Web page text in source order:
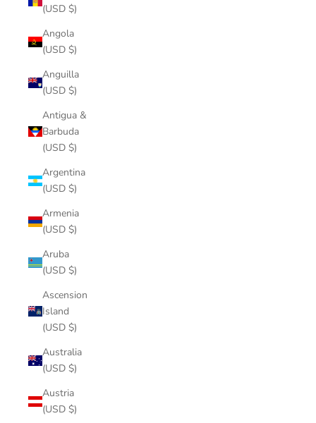
(USD $)
Angola
(USD $)
Anguilla
(USD $)
Antigua &
Barbuda
(USD $)
Argentina
(USD $)
Armenia
(USD $)
Aruba
(USD $)
Ascension
Island
(USD $)
Australia
(USD $)
Austria
(USD $)